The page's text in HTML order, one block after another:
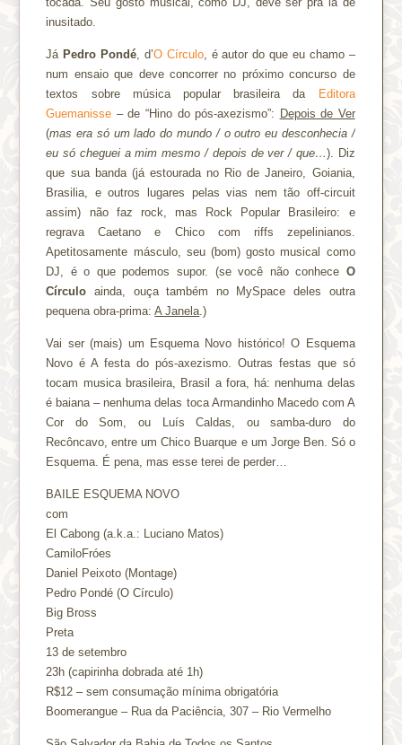
inusitado.
JáPedro Pondé , d’O Círculo, é autor do que eu chamo –
num ensaio que deve concorrer no próximo concurso de
textos sobre música popular brasileira da Editora
Guemanisse – de “Hino do pós-axezismo”: Depois de Ver
(mas era só um lado do mundo / o outro eu desconhecia /
eu só cheguei a mim mesmo / depois de ver / que…). Diz
que sua banda (já estourada no Rio de Janeiro, Goiania,
Brasilia, e outros lugares pelas vias nem tão off-circuit
assim) não faz rock, mas Rock Popular Brasileiro: e
regrava Caetano e Chico com riffs zepelinianos.
Apetitosamente másculo, seu (bom) gosto musical como
DJ, é o que podemos supor. (se você não conhece O
Círculo ainda, ouça também no MySpace deles outra
pequena obra-prima:A Janela .)
Vai ser (mais) um Esquema Novo histórico! O Esquema
Novo é A festa do pós-axezismo. Outras festas que só
tocam musica brasileira, Brasil a fora, há: nenhuma delas
é baiana – nenhuma delas toca Armandinho Macedo com A
Cor do Som, ou Luís Caldas, ou samba-duro do
Recôncavo, entre um Chico Buarque e um Jorge Ben. Só o
Esquema. É pena, mas esse terei de perder…
BAILE ESQUEMA NOVO
com
El Cabong (a.k.a.: Luciano Matos)
CamiloFróes
Daniel Peixoto (Montage)
Pedro Pondé (O Círculo)
Big Bross
Preta
13 de setembro
23h (capirinha dobrada até 1h)
R$12 – sem consumação mínima obrigatória
Boomerangue – Rua da Paciência, 307 – Rio Vermelho